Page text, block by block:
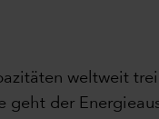
weltweit
der